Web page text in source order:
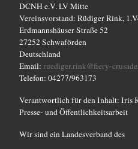
DCNH e.V. LV Mitte
Vereinsvorstand: Rüdiger Rink,
Erdmannshäuser Straße 52
27252 Schwaförden
Deutschland
Email: ruediger.rink@fiery-
Telefon: 04277/963173
Verantwortlich für den Inhalt: Iris
Presse- und Öffentlichkeitsarbeit
Wir sind ein Landesverband des